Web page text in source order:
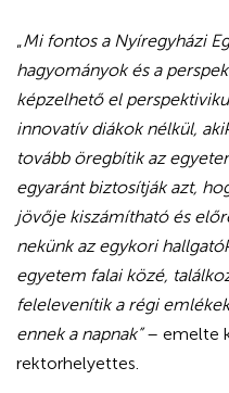
„Mi fontos a Nyíregyházi
hagyományok és a
képzelhető el
innovatív diákok nélkül,
tovább öregbítik az
egyaránt biztosítják azt,
jövője kiszámítható és
nekünk az egykori
egyetem falai közé,
felelevenítik a régi
ennek a napnak”– emelte
rektorhelyettes.